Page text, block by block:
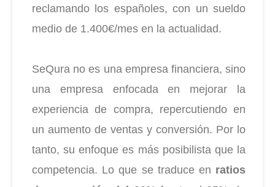
reclamando los españoles, con un sueldo
medio de 1.400€/mes en la actualidad.
SeQura no es una empresa financiera, sino
una empresa enfocada en mejorar la
experiencia de compra, repercutiendo en
un aumento de ventas y conversión. Por lo
tanto, su enfoque es más posibilista que la
competencia. Lo que se traduce en ratios